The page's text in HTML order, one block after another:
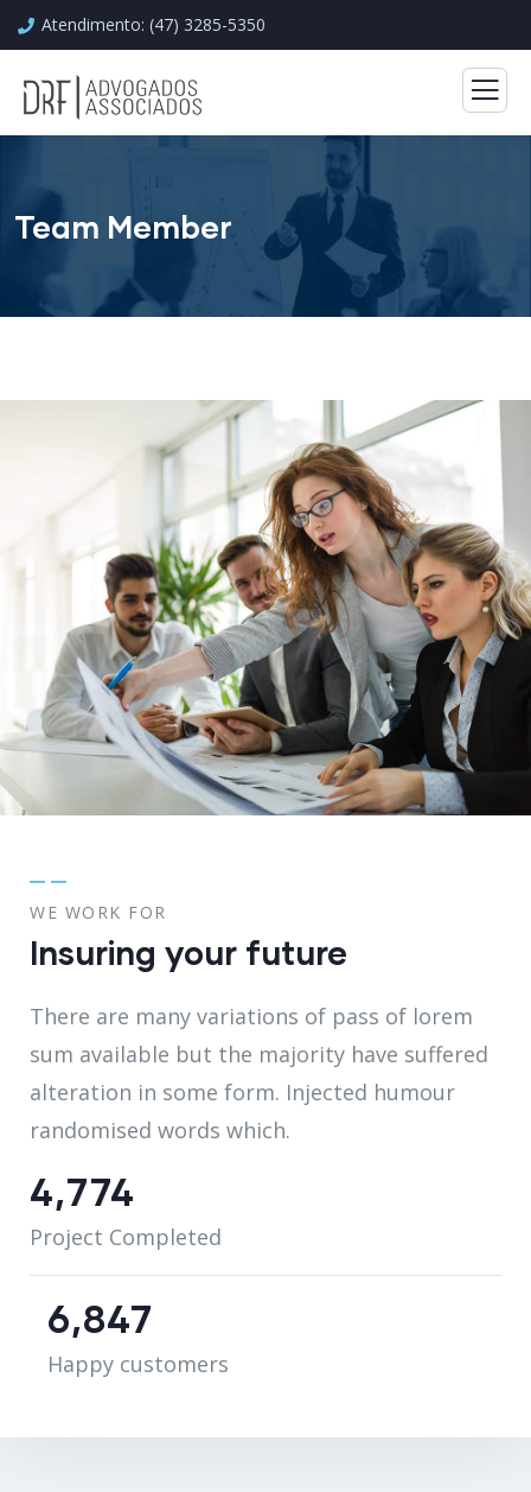
Atendimento: (47) 3285-5350
Team Member
WE WORK FOR
Insuring your future
There are many variations of pass of lorem
sum available but the majority have suffered
alteration in some form. Injected humour
randomised words which.
5,281
Project Completed
7,575
Happy customers